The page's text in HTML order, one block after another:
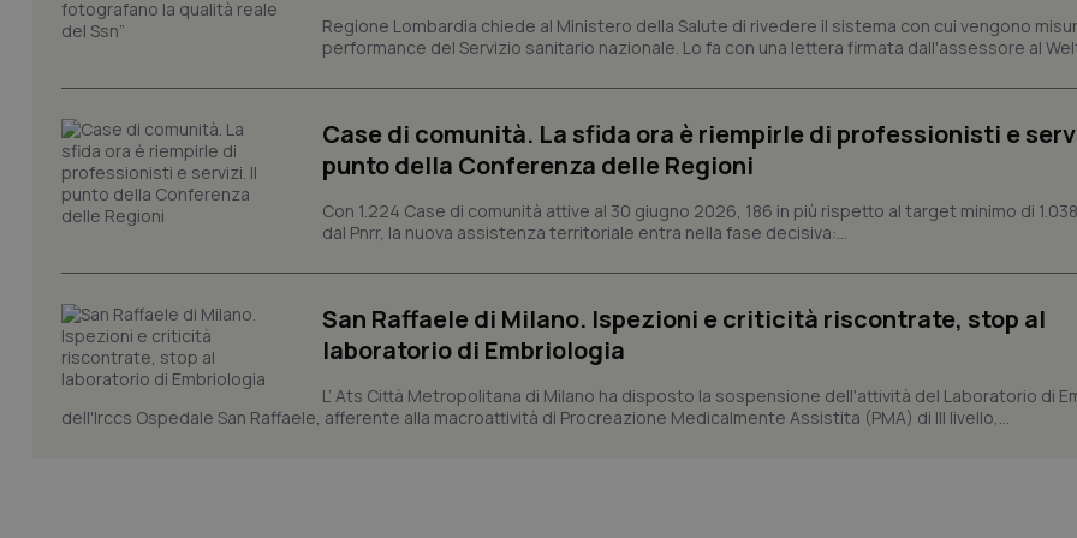
Regione Lombardia chiede al Ministero della Salute di rivedere il sistema con cui vengono
performance del Servizio sanitario nazionale. Lo fa con una lettera firmata dall'assessore al
Case di comunità. La sfida ora è riempirle di professionisti e
punto della Conferenza delle Regioni
Con 1.224 Case di comunità attive al 30 giugno 2026, 186 in più rispetto al target minimo di
dal Pnrr, la nuova assistenza territoriale entra nella fase decisiva:...
San Raffaele di Milano. Ispezioni e criticità riscontrate, stop al
laboratorio di Embriologia
L’ Ats Città Metropolitana di Milano ha disposto la sospensione dell'attività del Laboratorio di
dell'Irccs Ospedale San Raffaele, afferente alla macroattività di Procreazione Medicalmente Assistita (PMA) di III livello,...
VISITOR_PRIVACY_METADATA
YouTube
.youtube.com
5 mesi 4
settimane
Questo cookie viene utilizzato
scelte di consenso e privacy
interazione con il sito. Registra i
impostazioni sulla privacy,
CookieScriptConsent
CookieScript
www.quotidianosanita.it
5 mesi 3
settimane
Questo cookie viene utilizzato
correttamente.
tracking-sites-ironfish-
www.quotidianosanita.it
4
2 giorni
tracking-sites-ironfish-
session-id
www.quotidianosanita.it
settimane
Questo cookie è impostato
assegnare un identificatore
.quotidianosanita.it
mese
Universal Analytics, che è un
significativo del servizio di
utilizzato da Google. Questo